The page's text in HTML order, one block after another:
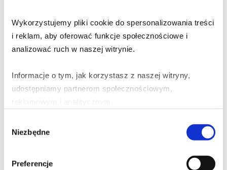
Wykorzystujemy pliki cookie do spersonalizowania treści
i reklam, aby oferować funkcje społecznościowe i
analizować ruch w naszej witrynie.
Informacje o tym, jak korzystasz z naszej witryny,
udostępniamy partnerom społecznościowym,
Partnerzy mogą połączyć te informacje z innymi danymi
zgody
Niezbędne
Preferencje
Dodaj komentarz
Wymagane pola są oznaczone